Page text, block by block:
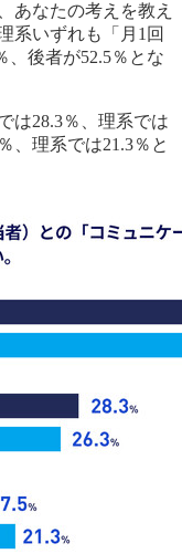
あなたの考えを教え
系いずれも「月1回
、後者が52.5％とな
は28.3％、理系では
、理系では21.3％と